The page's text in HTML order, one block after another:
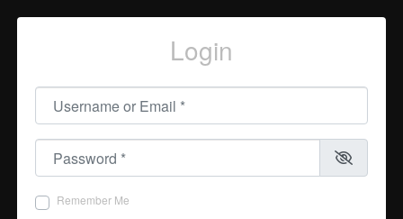
Login
Username or Email
Password
Remember Me